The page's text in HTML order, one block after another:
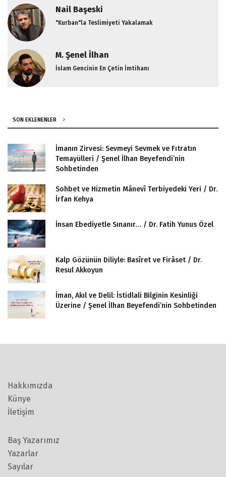
Nail Başeski
"Kurban"la Teslimiyeti Yakalamak
M. Şenel İlhan
İslam Gencinin En Çetin İmtihanı
SON EKLENENLER
İmanın Zirvesi: Sevmeyi Sevmek ve Fıtratın
Temayülleri / Şenel İlhan Beyefendi’nin
Sohbetinden
Sohbet ve Hizmetin Mânevî Terbiyedeki Yeri / Dr.
İrfan Kehya
İnsan Ebediyetle Sınanır… / Dr. Fatih Yunus Özel
Kalp Gözünün Diliyle: Basîret ve Firâset / Dr.
Resul Akkoyun
İman, Akıl ve Delil: İstidlali Bilginin Kesinliği
Üzerine / Şenel İlhan Beyefendi’nin Sohbetinden
Hakkımızda
Künye
İletişim
Baş Yazarımız
Yazarlar
Sayılar